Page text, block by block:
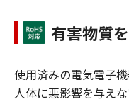
有害物質
使用済みの電気電子
人体に悪影響を与え